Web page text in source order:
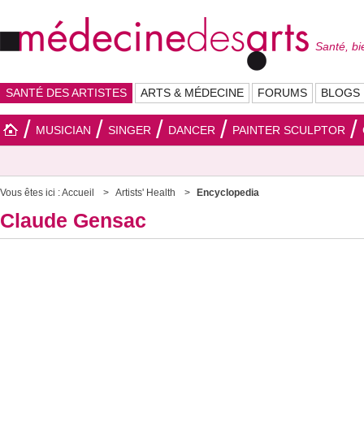
Santé,
SANTÉ DES ARTISTES ARTS & MÉDECINE FORUMS BLOGS
MUSICIAN SINGER DANCER PAINTER SCULPTOR
Vous êtes ici :Accueil Artists' Health Encyclopedia
Claude Gensac